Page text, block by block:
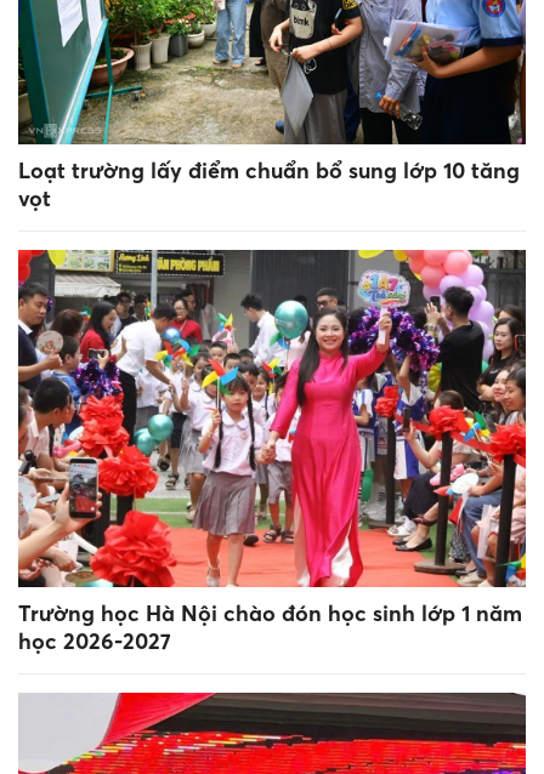
Loạt trường lấy điểm chuẩn bổ sung lớp 10 tăng
vọt
Trường học Hà Nội chào đón học sinh lớp 1 năm
học 2026-2027